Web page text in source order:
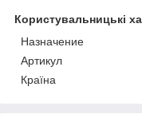
Користувальницькі
Haзнaчeниe
Артикул
Країна